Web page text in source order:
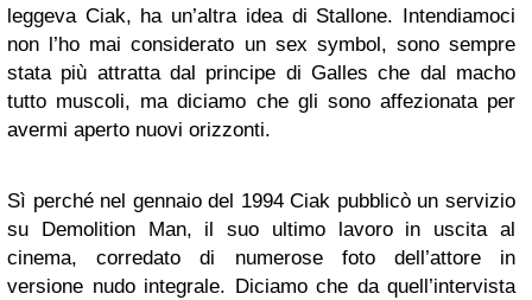
leggeva Ciak, ha un’altra idea di Stallone. Intendiamoci
non l’ho mai considerato un sex symbol, sono sempre
stata più attratta dal principe di Galles che dal macho
tutto muscoli, ma diciamo che gli sono affezionata per
avermi aperto nuovi orizzonti.
Sì perché nel gennaio del 1994 Ciak pubblicò un servizio
su Demolition Man, il suo ultimo lavoro in uscita al
cinema, corredato di numerose foto dell’attore in
versione nudo integrale. Diciamo che da quell’intervista